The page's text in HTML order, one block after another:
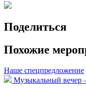
Поделиться
Похожие
Наше спецпредложение
Музыкальный вечер